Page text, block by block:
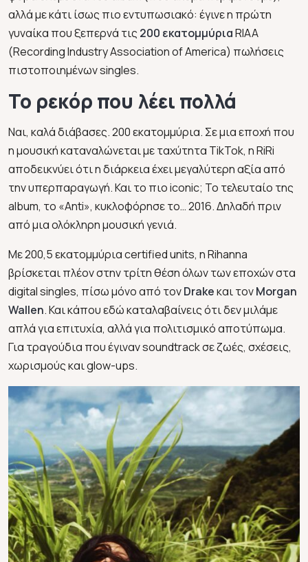
αλλά με κάτι ίσως πιο εντυπωσιακό: έγινε η πρώτη
γυναίκα που ξεπερνά τις 200 εκατομμύριαRIAA
(Recording Industry Association of America) πωλήσεις
πιστοποιημένων singles.
Το ρεκόρ που λέει πολλά
Ναι, καλά διάβασες. 200 εκατομμύρια. Σε μια εποχή που
η μουσική καταναλώνεται με ταχύτητα TikTok, η RiRi
αποδεικνύει ότι η διάρκεια έχει μεγαλύτερη αξία από
την υπερπαραγωγή. Και το πιο iconic; Το τελευταίο της
album, το «Anti», κυκλοφόρησε το… 2016. Δηλαδή πριν
από μια ολόκληρη μουσική γενιά.
Με 200,5 εκατομμύρια certified units, η Rihanna
βρίσκεται πλέον στην τρίτη θέση όλων των εποχών στα
digital singles, πίσω μόνο από τονDrakeκαι τονMorgan
Wallen. Και κάπου εδώ καταλαβαίνεις ότι δεν μιλάμε
απλά για επιτυχία, αλλά για πολιτισμικό αποτύπωμα.
Για τραγούδια που έγιναν soundtrack σε ζωές, σχέσεις,
χωρισμούς και glow-ups.